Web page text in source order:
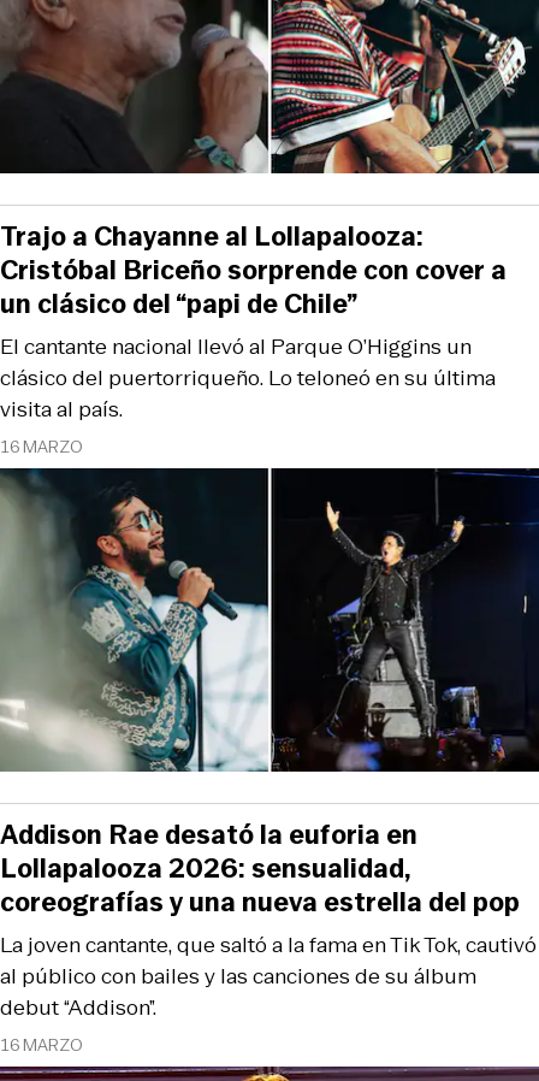
16 MARZO
El cantante nacional llevó al Parque O’Higgins un
clásico del puertorriqueño. Lo teloneó en su última
visita al país.
Trajo a Chayanne al Lollapalooza:
Cristóbal Briceño sorprende con cover a
un clásico del “papi de Chile”
16 MARZO
La joven cantante, que saltó a la fama en Tik Tok, cautivó
al público con bailes y las canciones de su álbum
debut “Addison”.
Addison Rae desató la euforia en
Lollapalooza 2026: sensualidad,
coreografías y una nueva estrella del pop